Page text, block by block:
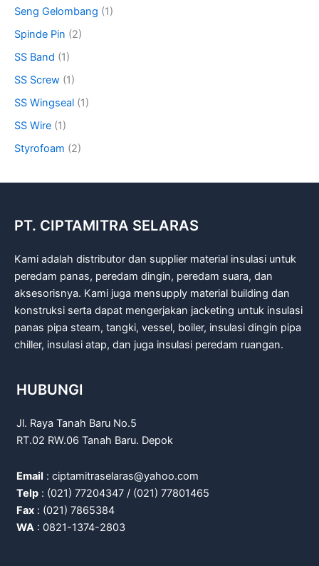
Seng Gelombang (1)
Spinde Pin (2)
SS Band (1)
SS Screw (1)
SS Wingseal (1)
SS Wire (1)
Styrofoam (2)
PT. CIPTAMITRA SELARAS
Kami adalah distributor dan supplier material insulasi untuk
peredam panas, peredam dingin, peredam suara, dan
aksesorisnya. Kami juga mensupply material building dan
konstruksi serta dapat mengerjakan jacketing untuk insulasi
panas pipa steam, tangki, vessel, boiler, insulasi dingin pipa
chiller, insulasi atap, dan juga insulasi peredam ruangan.
HUBUNGI
Jl. Raya Tanah Baru No.5
RT.02 RW.06 Tanah Baru. Depok
Email : ciptamitraselaras@yahoo.com
Telp : (021) 77204347 / (021) 77801465
Fax : (021) 7865384
WA : 0821-1374-2803